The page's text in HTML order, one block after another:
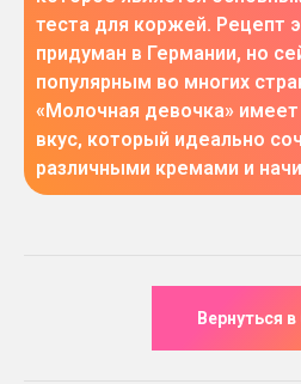
теста для коржей. Рецепт
придуман в Германии, но
популярным во многих
«Молочная девочка»
вкус, который идеально
различными кремами и